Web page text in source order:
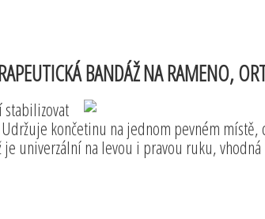
BANDÁŽ NA RAMENO,
končetinu na jednom pevném místě,
univerzální na levou i pravou ruku, vhodná